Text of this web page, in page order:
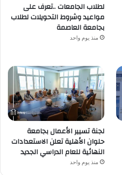
لطلاب الجامعات ..تعرف على
مواعيد وشروط التحويلات لطلاب
بجامعة العاصمة
منذ يوم واحد
لجنة تسيير الأعمال بجامعة
حلوان الأهلية تعلن الاستعدادات
النهائية للعام الدراسي الجديد
منذ يوم واحد